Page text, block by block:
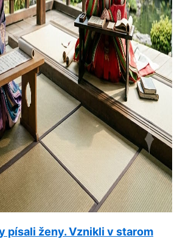
písali ženy. Vznikli v starom